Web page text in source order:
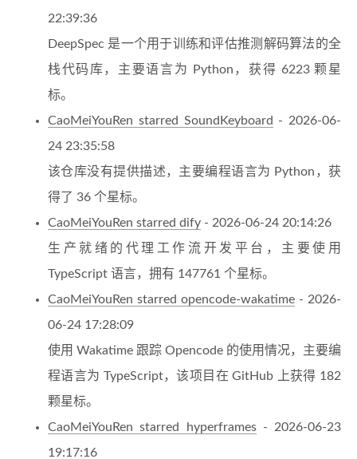
22:39:36
DeepSpec 是一个用于训练和评估推测解码算法的全
栈代码库，主要语言为 Python，获得 6223 颗星
标。
CaoMeiYouRen starred SoundKeyboard - 2026-06-
24 23:35:58
该仓库没有提供描述，主要编程语言为 Python，获
得了 36 个星标。
CaoMeiYouRen starred dify - 2026-06-24 20:14:26
生产就绪的代理工作流开发平台，主要使用
TypeScript 语言，拥有 147761 个星标。
CaoMeiYouRen starred opencode-wakatime - 2026-
06-24 17:28:09
使用 Wakatime 跟踪 Opencode 的使用情况，主要编
程语言为 TypeScript，该项目在 GitHub 上获得 182
颗星标。
CaoMeiYouRen starred hyperframes- 2026-06-23
19:17:16